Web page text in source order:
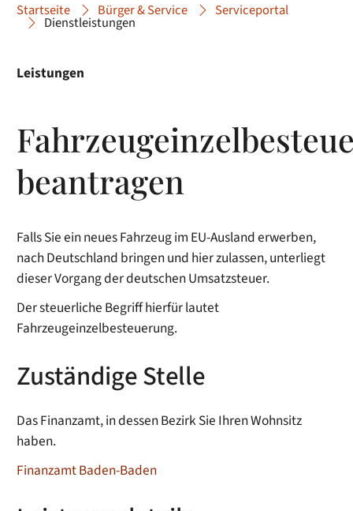
Startseite Bürger & Service Serviceportal
Dienstleistungen
Leistungen
beantragen
Falls Sie ein neues Fahrzeug im EU-Ausland erwerben,
nach Deutschland bringen und hier zulassen, unterliegt
dieser Vorgang der deutschen Umsatzsteuer.
Der steuerliche Begriff hierfür lautet
Fahrzeugeinzelbesteuerung.
Zuständige Stelle
Das Finanzamt, in dessen Bezirk Sie Ihren Wohnsitz
haben.
Finanzamt Baden-Baden